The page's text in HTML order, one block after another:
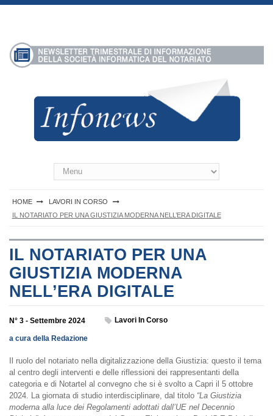
HOME
LAVORI IN CORSO
IL NOTARIATO PER UNA GIUSTIZIA MODERNA NELL’ERA DIGITALE
IL NOTARIATO PER UNA
GIUSTIZIA MODERNA
NELL’ERA DIGITALE
N° 3 - Settembre 2024 Lavori In Corso
a cura della Redazione
Il ruolo del notariato nella digitalizzazione della Giustizia: questo il tema
al centro degli interventi e delle riflessioni dei rappresentanti della
categoria e di Notartel al convegno che si è svolto a Capri il 5 ottobre
2024. La giornata di studio interdisciplinare, dal titolo “La Giustizia
moderna alla luce dei Regolamenti adottati dall’UE nel Decennio